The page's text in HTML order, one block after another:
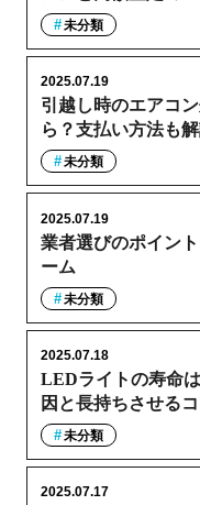
未分類
引越し時のエアコ
ら？支払い方法も
2025.07.19
未分類
業者選びのポイン
ーム
2025.07.19
未分類
LEDライトの寿命
因と長持ちさせる
2025.07.18
未分類
2025.07.17